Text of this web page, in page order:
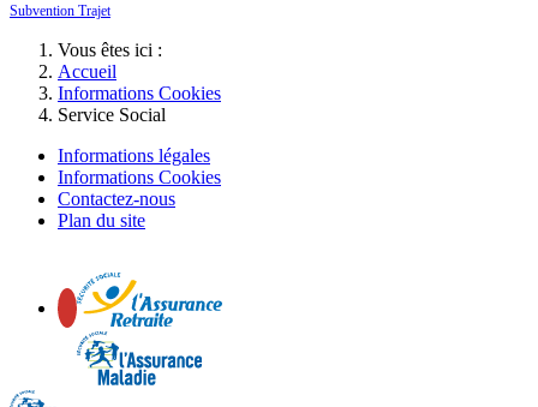
Subvention Trajet
Vous êtes ici :
Accueil
Informations Cookies
Service Social
Informations légales
Informations Cookies
Contactez-nous
Plan du site